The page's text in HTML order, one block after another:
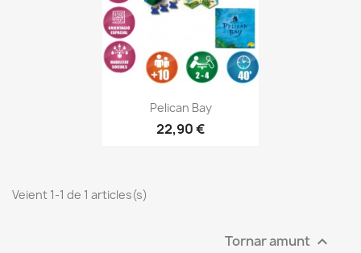
Vista ràpida
Pelican Bay
22,90 €
Veient 1-1 de 1 articles(s)
Tornar amunt 